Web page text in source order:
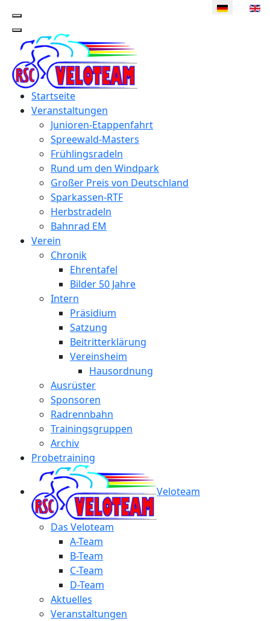
Sprache
Startseite
Veranstaltungen
Junioren-Etappenfahrt
Spreewald-Masters
Frühlingsradeln
Rund um den Windpark
Großer Preis von Deutschland
Sparkassen-RTF
Herbstradeln
Bahnrad EM
Verein
Chronik
Ehrentafel
Bilder 50 Jahre
Intern
Präsidium
Satzung
Beitritterklärung
Vereinsheim
Hausordnung
Ausrüster
Sponsoren
Radrennbahn
Trainingsgruppen
Archiv
Probetraining
Veloteam
Das Veloteam
A-Team
B-Team
C-Team
D-Team
Aktuelles
Veranstaltungen